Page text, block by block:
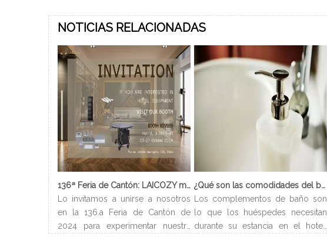
NOTICIAS RELACIONADAS
136ª Feria de Cantón: LAICOZY muestra el futuro de los muebles de hotel y los artículos de buffet
Lo invitamos a unirse a nosotros
en la 136.a Feria de Cantón de
2024 para experimentar nuestra
¿Qué son las comodidades del baño?
Los complementos de baño son
lo que los huéspedes necesitan
durante su estancia en el hotel.